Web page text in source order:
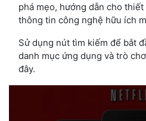
phá mẹo, hướng dẫn cho
thông tin công nghệ hữu ích
Sử dụng nút tìm kiếm để bắt
danh mục ứng dụng và trò
đây.